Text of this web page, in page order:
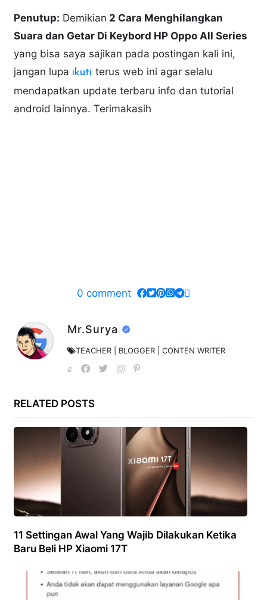
Penutup: Demikian 2 Cara Menghilangkan
Suara dan Getar Di Keybord HP Oppo All Series
yang bisa saya sajikan pada postingan kali ini,
jangan lupa ikutiterus web ini agar selalu
mendapatkan update terbaru info dan tutorial
android lainnya. Terimakasih
0 comment
Mr.Surya
TEACHER | BLOGGER | CONTEN WRITER
RELATED POSTS
11 Settingan Awal Yang Wajib Dilakukan Ketika
Baru Beli HP Xiaomi 17T